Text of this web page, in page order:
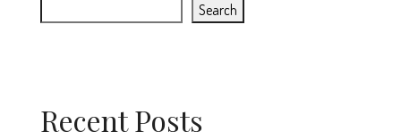
Search
Recent Posts